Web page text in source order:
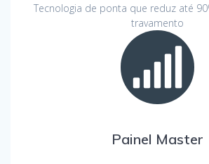
Tecnologia de ponta que reduz até
travamento
Painel Master